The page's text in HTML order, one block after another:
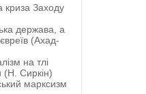
криза Заходу
держава, а
(Ахад-
на тлі
(Н. Сиркін)
марксизм